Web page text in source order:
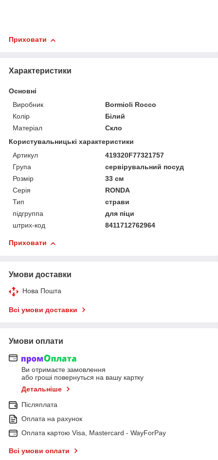
Приховати
Характеристики
Основні
Виробник
Bormioli Rocco
Колір
Білий
Матеріал
Скло
Користувальницькі характеристики
Артикул
419320F77321757
Група
сервірувальний посуд
Розмір
33 см
Серія
RONDA
Тип
страви
підгруппа
для піци
штрих-код
8411712762964
Приховати
Умови доставки
Нова Пошта
Всі умови доставки
Умови оплати
Ви отримаєте замовлення
або гроші повернуться на вашу картку
Детальніше
Післяплата
Оплата на рахунок
Оплата картою Visa, Mastercard - WayForPay
Всі умови оплати